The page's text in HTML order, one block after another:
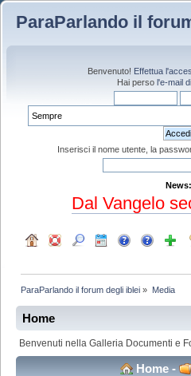
ParaParlando il
Benvenuto! Effettua
Hai perso l'e-mail
Inserisci il nome utente, la
News:
Dal Vangelo
ParaParlando il forum degli iblei » Media
Home
Benvenuti nella Galleria Documenti e
Home-